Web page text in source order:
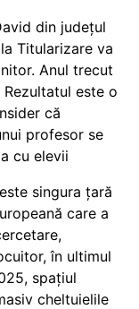
din județul
Titularizare va
Anul trecut
este o
că
profesor se
cu elevii
singura țară
care a
în ultimul
spațiul
cheltuielile